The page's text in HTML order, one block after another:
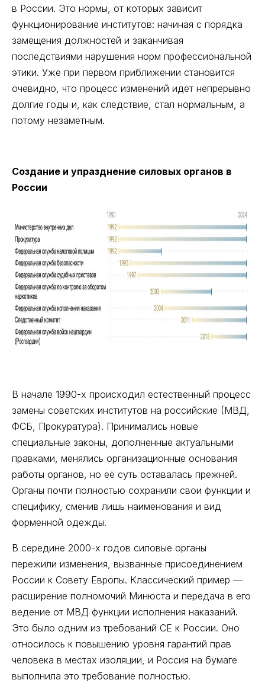
в России. Это нормы, от которых зависит
функционирование институтов: начиная с порядка
замещения должностей и заканчивая
последствиями нарушения норм профессиональной
этики. Уже при первом приближении становится
очевидно, что процесс изменений идёт непрерывно
долгие годы и, как следствие, стал нормальным, а
потому незаметным.
Создание и упразднение силовых органов в
России
В начале 1990-х происходил естественный процесс
замены советских институтов на российские (МВД,
ФСБ, Прокуратура). Принимались новые
специальные законы, дополненные актуальными
правками, менялись организационные основания
работы органов, но её суть оставалась прежней.
Органы почти полностью сохранили свои функции и
специфику, сменив лишь наименования и вид
форменной одежды.
В середине 2000-х годов силовые органы
пережили изменения, вызванные присоединением
России к Совету Европы. Классический пример —
расширение полномочий Минюста и передача в его
ведение от МВД функции исполнения наказаний.
Это было одним из требований СЕ к России. Оно
относилось к повышению уровня гарантий прав
человека в местах изоляции, и Россия на бумаге
выполнила это требование полностью.